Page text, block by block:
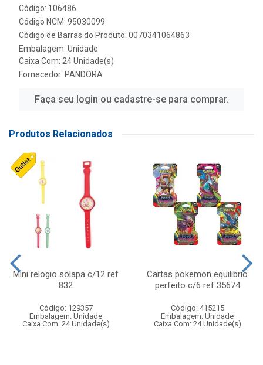
Código: 106486
Código NCM: 95030099
Código de Barras do Produto: 0070341064863
Embalagem: Unidade
Caixa Com: 24 Unidade(s)
Fornecedor: PANDORA
Faça seu login ou cadastre-se para comprar.
Produtos Relacionados
Mini relogio solapa c/12 ref
832
Código: 129357
Embalagem: Unidade
Caixa Com: 24 Unidade(s)
Cartas pokemon equilibrio
perfeito c/6 ref 35674
Código: 415215
Embalagem: Unidade
Caixa Com: 24 Unidade(s)